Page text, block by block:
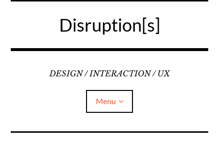
Disruption[s]
DESIGN / INTERACTION / UX
Menu